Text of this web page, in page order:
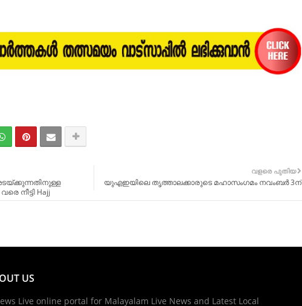
വളരെ പുതിയ
യുഎഇയിലെ തൃത്താലക്കാരുടെ മഹാസംഗമം നവംബർ 3ന്
നീട്ടി Hajj
US
Live online portal for Malayalam Live News and Latest Local